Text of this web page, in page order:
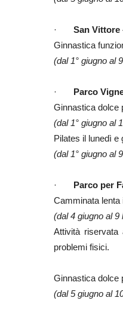
· San Vittore
Ginnastica
(dal 1° giugno al
· Parco
Ginnastica dolce
(dal 1° giugno al
Pilates il lunedì e
(dal 1° giugno al
· Parco per
Camminata lenta
(dal 4 giugno al 9
Attività riservata
problemi fisici.
Ginnastica dolce
(dal 5 giugno al